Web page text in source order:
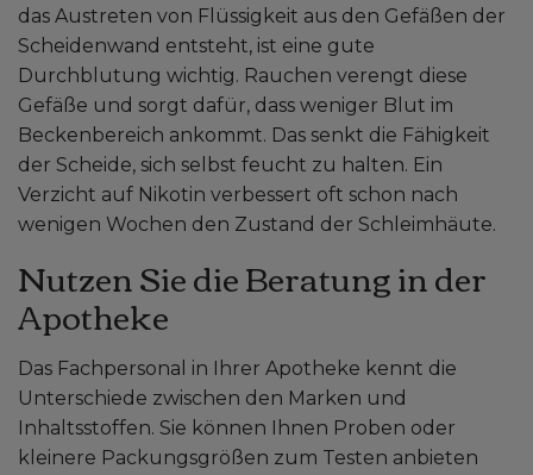
das Austreten von Flüssigkeit aus den Gefäßen der
Scheidenwand entsteht, ist eine gute
Durchblutung wichtig. Rauchen verengt diese
Gefäße und sorgt dafür, dass weniger Blut im
Beckenbereich ankommt. Das senkt die Fähigkeit
der Scheide, sich selbst feucht zu halten. Ein
Verzicht auf Nikotin verbessert oft schon nach
wenigen Wochen den Zustand der Schleimhäute.
Nutzen Sie die Beratung in der
Apotheke
Das Fachpersonal in Ihrer Apotheke kennt die
Unterschiede zwischen den Marken und
Inhaltsstoffen. Sie können Ihnen Proben oder
kleinere Packungsgrößen zum Testen anbieten